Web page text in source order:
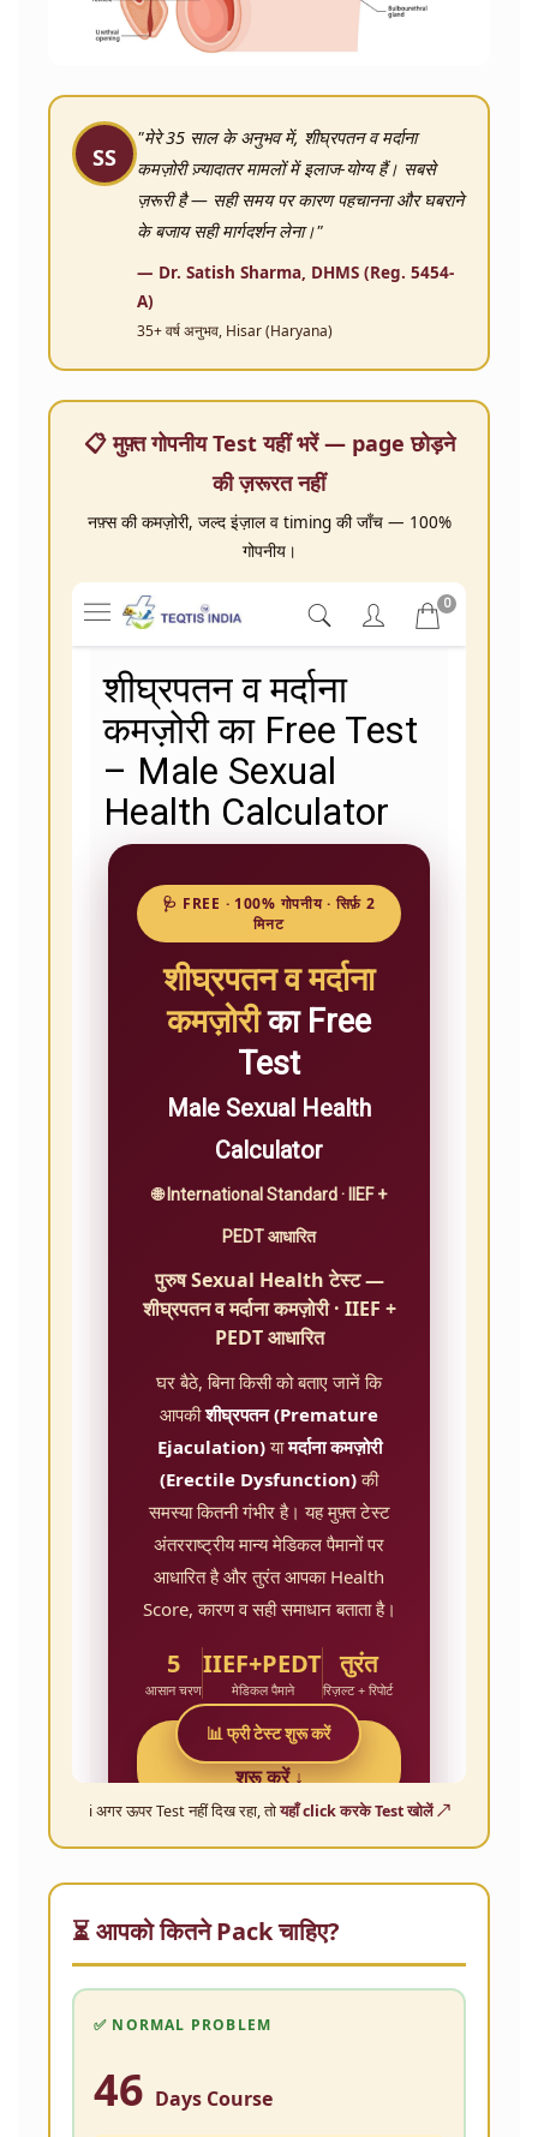
SS
"मेरे 35 साल के अनुभव में, शीघ्रपतन व मर्दाना
कमज़ोरी ज़्यादातर मामलों में इलाज-योग्य हैं। सबसे
ज़रूरी है — सही समय पर कारण पहचानना और घबराने
के बजाय सही मार्गदर्शन लेना।"
— Dr. Satish Sharma, DHMS (Reg. 5454-
A)
35+ वर्ष अनुभव, Hisar (Haryana)
📋 मुफ़्त गोपनीय Test यहीं भरें — page छोड़ने
की ज़रूरत नहीं
नफ़्स की कमज़ोरी, जल्द इंज़ाल व timing की जाँच — 100%
गोपनीय।
ℹ️ अगर ऊपर Test नहीं दिख रहा, तोयहाँ click करके Test खोलें ↗
⏳ आपको कितने Pack चाहिए?
✅ NORMAL PROBLEM
46 Days Course